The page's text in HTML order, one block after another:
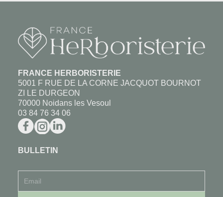
FRANCE HERBORISTERIE
5001 F RUE DE LA CORNE JACQUOT BOURNOT
ZI LE DURGEON
70000 Noidans les Vesoul
03 84 76 34 06
BULLETIN